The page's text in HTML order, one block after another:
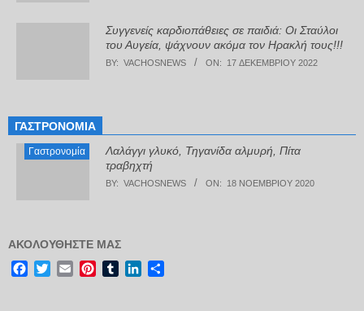
Συγγενείς καρδιοπάθειες σε παιδιά: Οι Σταύλοι
του Αυγεία, ψάχνουν ακόμα τον Ηρακλή τους!!!
BY: VACHOSNEWS ON: 17 ΔΕΚΕΜΒΡΊΟΥ 2022
ΓΑΣΤΡΟΝΟΜΊΑ
Γαστρονομία
Λαλάγγι γλυκό, Τηγανίδα αλμυρή, Πίτα
τραβηχτή
BY: VACHOSNEWS ON: 18 ΝΟΕΜΒΡΊΟΥ 2020
ΑΚΟΛΟΥΘΉΣΤΕ ΜΑΣ
Facebook
TwitterEmail PinterestTumblrLinkedIn